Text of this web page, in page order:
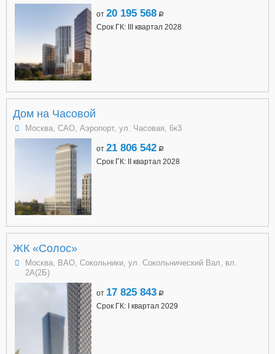
от 20 195 568 a
Срок ГК: III квартал 2028
Дом на Часовой
Москва, САО, Аэропорт, ул. Часовая, 6к3
от 21 806 542 a
Срок ГК: II квартал 2028
ЖК «Солос»
Москва, ВАО, Сокольники, ул. Сокольнический Вал, вл.
2А(2Б)
от 17 825 843 a
Срок ГК: I квартал 2029